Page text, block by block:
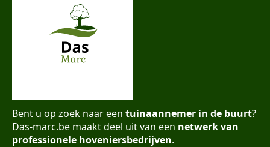
Bent u op zoek naar een tuinaannemer in de buurt?
Das-marc.be maakt deel uit van een netwerk van
professionele hoveniersbedrijven.